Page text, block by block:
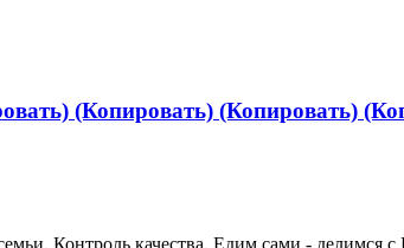
(Копировать) (Копировать)
Контроль качества. Едим сами - делимся с